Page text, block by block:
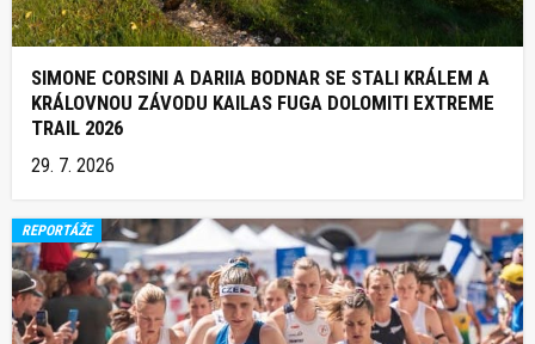
SIMONE CORSINI A DARIIA BODNAR SE STALI KRÁLEM A
KRÁLOVNOU ZÁVODU KAILAS FUGA DOLOMITI EXTREME
TRAIL 2026
29. 7. 2026
REPORTÁŽE